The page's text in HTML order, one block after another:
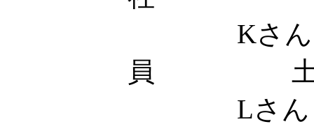
Kさん
員 土
Lさん